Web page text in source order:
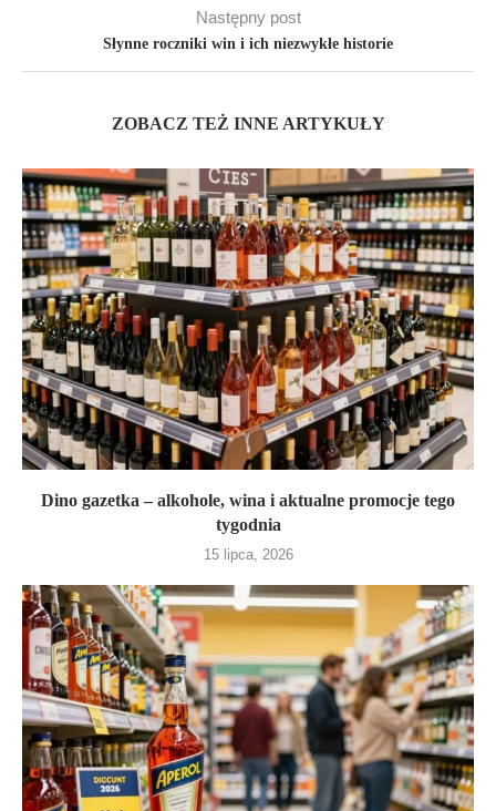
Następny post
Słynne roczniki win i ich niezwykłe historie
ZOBACZ TEŻ INNE ARTYKUŁY
Dino gazetka – alkohole, wina i aktualne promocje tego
tygodnia
15 lipca, 2026